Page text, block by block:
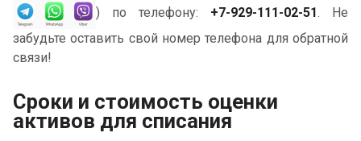
) по телефону:
+7-929-111-02-51. Не
забудьте оставить свой номер телефона для обратной
связи!
Сроки и стоимость оценки
активов для списания